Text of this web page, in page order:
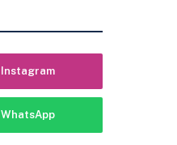
Instagram
WhatsApp